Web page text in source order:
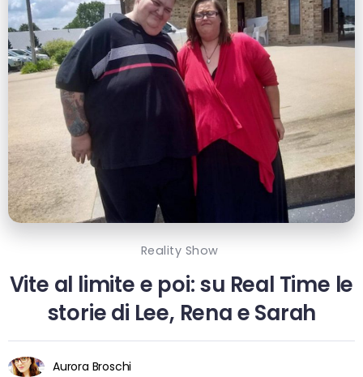
Reality Show
Vite al limite e poi: su Real Time le
storie di Lee, Rena e Sarah
Aurora Broschi